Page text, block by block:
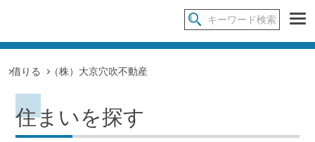
借りる （株）大京穴吹不動産
住まいを探す